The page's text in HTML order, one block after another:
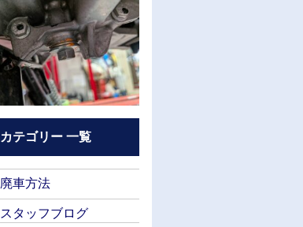
カテゴリー 一覧
廃車方法
スタッフブログ